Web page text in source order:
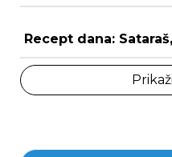
Recept dana: